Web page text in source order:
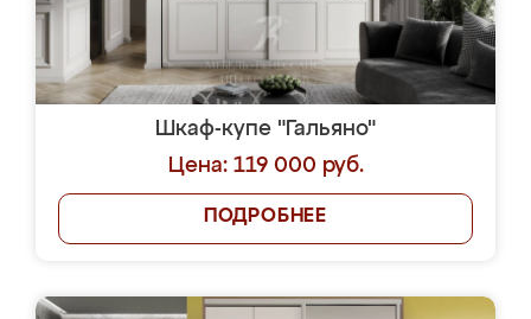
Шкаф-купе "Гальяно"
Цена: 119 000 руб.
ПОДРОБНЕЕ